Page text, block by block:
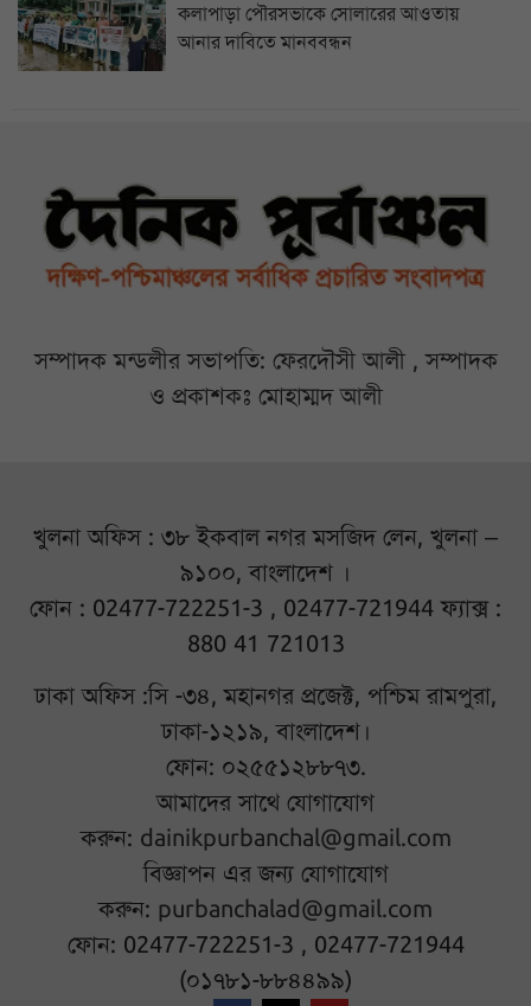
কলাপাড়া পৌরসভাকে সোলারের আওতায়
আনার দাবিতে মানববন্ধন
সম্পাদক মন্ডলীর সভাপতি: ফেরদৌসী আলী , সম্পাদক
ও প্রকাশকঃ মোহাম্মদ আলী
খুলনা অফিস : ৩৮ ইকবাল নগর মসজিদ লেন, খুলনা –
৯১০০, বাংলাদেশ ।
ফোন : 02477-722251-3 , 02477-721944 ফ্যাক্স :
880 41 721013
ঢাকা অফিস :সি -৩৪, মহানগর প্রজেক্ট, পশ্চিম রামপুরা,
ঢাকা-১২১৯, বাংলাদেশ।
ফোন: ০২৫৫১২৮৮৭৩.
আমাদের সাথে যোগাযোগ
করুন: dainikpurbanchal@gmail.com
বিজ্ঞাপন এর জন্য যোগাযোগ
করুন: purbanchalad@gmail.com
ফোন: 02477-722251-3 , 02477-721944
(০১৭৮১-৮৮৪৪৯৯)